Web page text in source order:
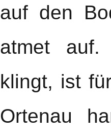
auf den
atmet auf.
klingt, ist
Ortenau